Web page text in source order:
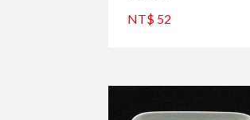
NT$ 52